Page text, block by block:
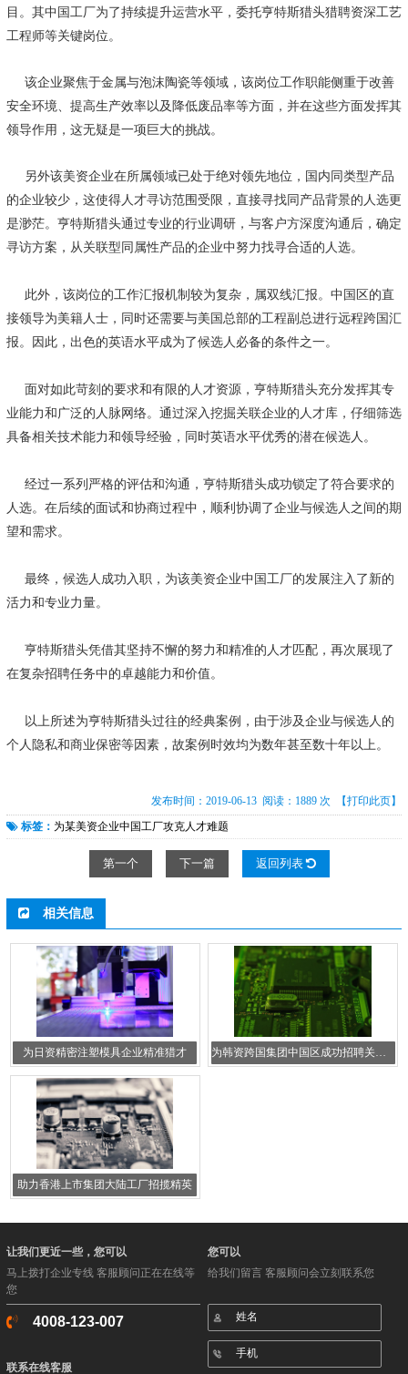
目。其中国工厂为了持续提升运营水平，委托亨特斯猎头猎聘资深工艺
工程师等关键岗位。
该企业聚焦于金属与泡沫陶瓷等领域，该岗位工作职能侧重于改善
安全环境、提高生产效率以及降低废品率等方面，并在这些方面发挥其
领导作用，这无疑是一项巨大的挑战。
另外该美资企业在所属领域已处于绝对领先地位，国内同类型产品
的企业较少，这使得人才寻访范围受限，直接寻找同产品背景的人选更
是渺茫。亨特斯猎头通过专业的行业调研，与客户方深度沟通后，确定
寻访方案，从关联型同属性产品的企业中努力找寻合适的人选。
此外，该岗位的工作汇报机制较为复杂，属双线汇报。中国区的直
接领导为美籍人士，同时还需要与美国总部的工程副总进行远程跨国汇
报。因此，出色的英语水平成为了候选人必备的条件之一。
面对如此苛刻的要求和有限的人才资源，亨特斯猎头充分发挥其专
业能力和广泛的人脉网络。通过深入挖掘关联企业的人才库，仔细筛选
具备相关技术能力和领导经验，同时英语水平优秀的潜在候选人。
经过一系列严格的评估和沟通，亨特斯猎头成功锁定了符合要求的
人选。在后续的面试和协商过程中，顺利协调了企业与候选人之间的期
望和需求。
最终，候选人成功入职，为该美资企业中国工厂的发展注入了新的
活力和专业力量。
亨特斯猎头凭借其坚持不懈的努力和精准的人才匹配，再次展现了
在复杂招聘任务中的卓越能力和价值。
以上所述为亨特斯猎头过往的经典案例，由于涉及企业与候选人的
个人隐私和商业保密等因素，故案例时效均为数年甚至数十年以上。
发布时间：2019-06-13 阅读：1889 次 【打印此页】
标签： 为某美资企业中国工厂攻克人才难题
第一个 下一篇 返回列表
相关信息
为日资精密注塑模具企业精准猎才
助力香港上市集团大陆工厂招揽精英
让我们更近一些，您可以
马上拨打企业专线 客服顾问正在在线等
您
4008-123-007
联系在线客服
您可以
给我们留言 客服顾问会立刻联系您